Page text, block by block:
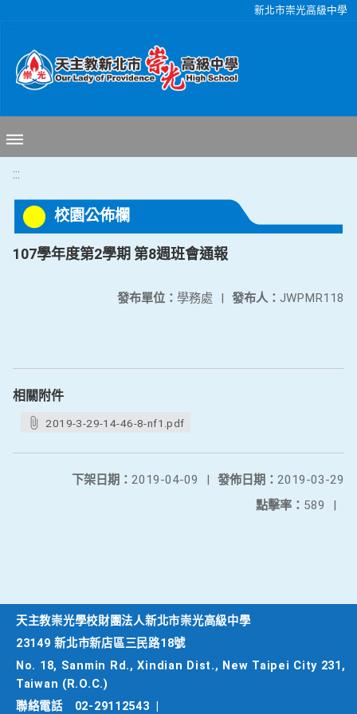
新北市崇光高級中學
:::
校園公佈欄
107學年度第2學期 第8週班會通報
發布人： JWPMR118
發布單位： 學務處 |
相關附件
2019-3-29-14-46-8-nf1.pdf
發佈日期： 2019-03-29
下架日期： 2019-04-09
|
點擊率： 589 |
天主教崇光學校財團法人新北市崇光高級中學
23149 新北市新店區三民路18號
No. 18, Sanmin Rd., Xindian Dist., New Taipei City 231,
Taiwan (R.O.C.)
聯絡電話
02-29112543